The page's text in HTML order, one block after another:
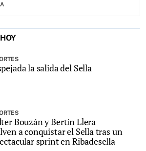
la salida del Sella
Bouzán y Bertín Llera
a conquistar el Sella tras un
sprint en Ribadesella